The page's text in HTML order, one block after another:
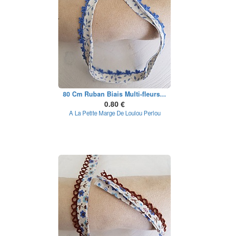
80 Cm Ruban Biais Multi-fleurs...
0.80 €
A La Petite Marge De Loulou Perlou